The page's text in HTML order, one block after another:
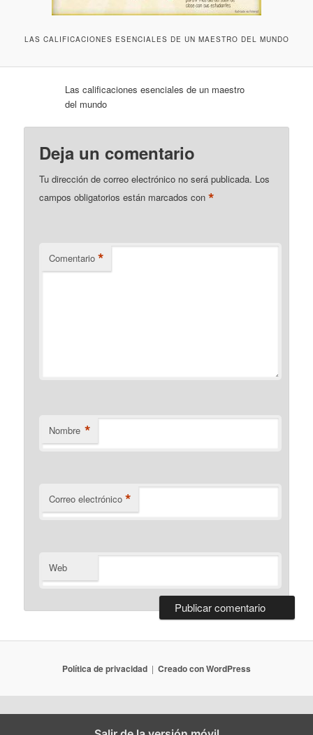
LAS CALIFICACIONES ESENCIALES DE UN MAESTRO DEL MUNDO
Las calificaciones esenciales de un maestro
del mundo
Deja un comentario
Tu dirección de correo electrónico no será publicada. Los
campos obligatorios están marcados con*
Comentario *
Nombre *
Correo electrónico *
Web
Política de privacidad Creado con WordPress